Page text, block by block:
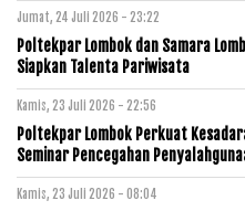
Jumat, 24 Juli 2026 - 23:22
Poltekpar Lombok dan Samara
Siapkan Talenta Pariwisata
Kamis, 23 Juli 2026 - 22:56
Poltekpar Lombok Perkuat
Seminar Pencegahan
Kamis, 23 Juli 2026 - 08:04